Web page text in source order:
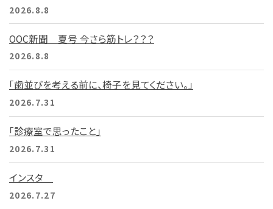
2026.8.8
OOC新聞 夏号 今さら筋トレ？？？
2026.8.8
「歯並びを考える前に、椅子を見てください。」
2026.7.31
「診療室で思ったこと」
2026.7.31
インスタ
2026.7.27